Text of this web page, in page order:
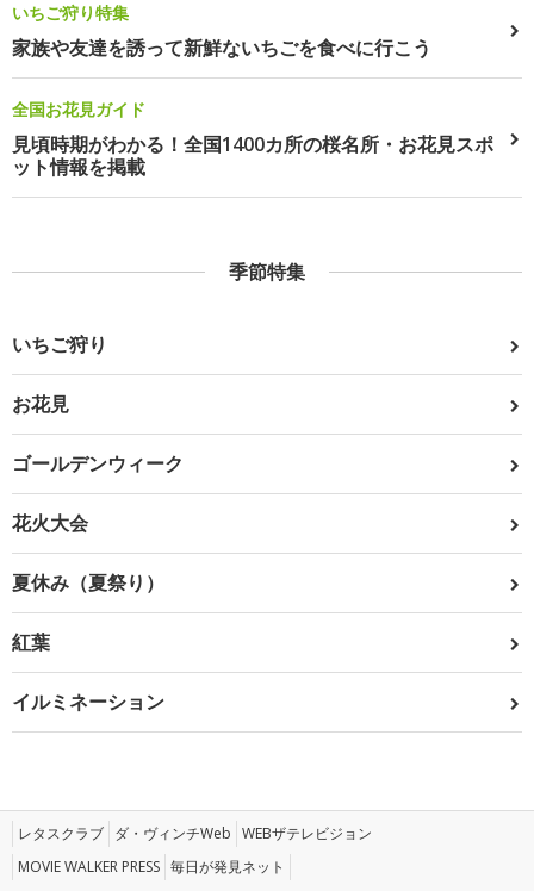
いちご狩り特集
家族や友達を誘って新鮮ないちごを食べに行こう
全国お花見ガイド
見頃時期がわかる！全国1400カ所の桜名所・お花見スポ
ット情報を掲載
季節特集
いちご狩り
お花見
ゴールデンウィーク
花火大会
夏休み（夏祭り）
紅葉
イルミネーション
レタスクラブ ダ・ヴィンチWeb WEBザテレビジョン
MOVIE WALKER PRESS 毎日が発見ネット